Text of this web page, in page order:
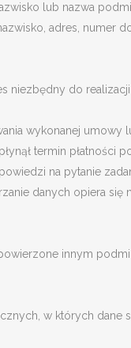
lub nazwa
adres, numer
niezbędny do
wykonanej umowy
termin płatności
na pytanie
danych opiera
innym
w których dane